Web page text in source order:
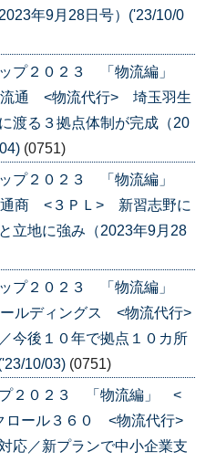
年9月28日号）('23/10/0
ップ２０２３ 「物流編」
通 <物流代行> 埼玉羽生
渡る３拠点体制が完成（20
(0751)
ップ２０２３ 「物流編」
商 <３ＰＬ> 新習志野に
立地に強み（2023年9月28
ップ２０２３ 「物流編」
ルディングス <物流代行>
今後１０年で拠点１０カ所
10/03) (0751)
プ２０２３ 「物流編」 <
ール３６０ <物流代行>
応／新プランで中小企業支